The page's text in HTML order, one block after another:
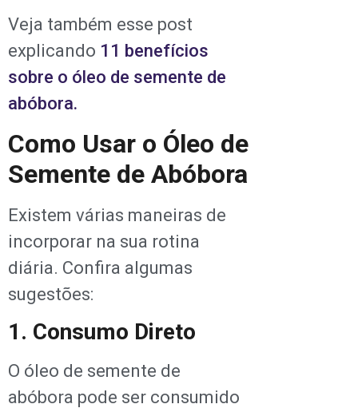
Veja também esse post
explicando 11 benefícios
sobre o óleo de semente de
abóbora.
Como Usar o Óleo de
Semente de Abóbora
Existem várias maneiras de
incorporar na sua rotina
diária. Confira algumas
sugestões:
1. Consumo Direto
O óleo de semente de
abóbora pode ser consumido